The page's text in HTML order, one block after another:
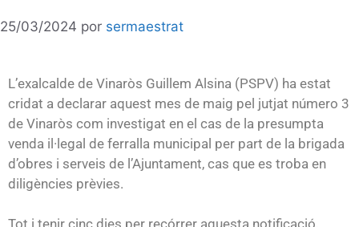
25/03/2024 por sermaestrat
L’exalcalde de Vinaròs Guillem Alsina (PSPV) ha estat
cridat a declarar aquest mes de maig pel jutjat número 3
de Vinaròs com investigat en el cas de la presumpta
venda il·legal de ferralla municipal per part de la brigada
d’obres i serveis de l’Ajuntament, cas que es troba en
diligències prèvies.